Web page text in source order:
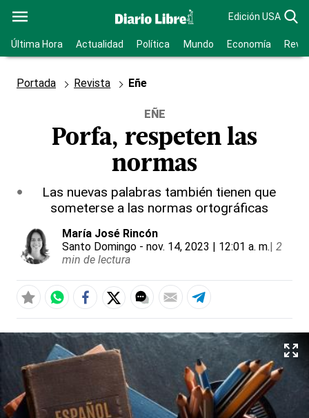
Edición USA
Última Hora Actualidad Política Mundo Economía
Portada Revista Eñe
EÑE
Porfa, respeten las
normas
Las nuevas palabras también tienen que
someterse a las normas ortográficas
María José Rincón
Santo Domingo - nov. 14, 2023 | 12:01 a. m.| 2
min de lectura